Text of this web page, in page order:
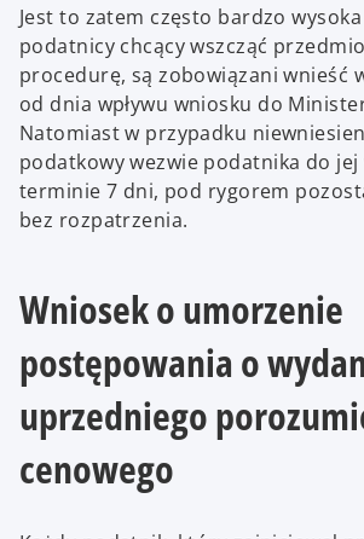
Jest to zatem często bardzo
podatnicy chcący wszcząć
procedurę, są zobowiązani wnieść
od dnia wpływu wniosku do
Natomiast w przypadku
podatkowy wezwie podatnika do
terminie 7 dni, pod rygorem
bez rozpatrzenia.
Wniosek o umorzenie
postępowania o
uprzedniego
cenowego